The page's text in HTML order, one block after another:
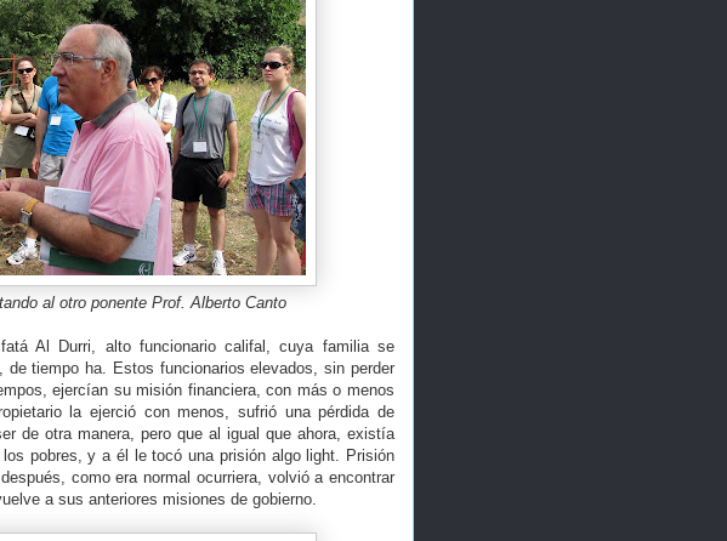
al otro ponente Prof. Alberto Canto
Al Durri, alto funcionario califal, cuya familia se
tiempo ha. Estos funcionarios elevados, sin perder
ejercían su misión financiera, con más o menos
la ejerció con menos, sufrió una pérdida de
de otra manera, pero que al igual que ahora, existía
pobres, y a él le tocó una prisión algo light. Prisión
como era normal ocurriera, volvió a encontrar
a sus anteriores misiones de gobierno.